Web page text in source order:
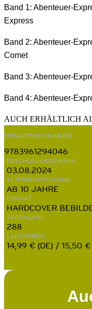
Band 1: Abenteuer-
Express
Band 2: Abenteuer-
Comet
Band 3: Abenteuer-
Band 4: Abenteuer-
AUCH ERHÄLTLICH
ISBN/ARTIKELNUMMER
9783961294046
ERSCHEINUNGSDATUM
03.08.2024
ALTERSEMPFEHLUNG
AB 10 JAHRE
FORMAT
HARDCOVER
SEITENZAHL
288
LADENPREIS
14,99 € (DE) / 15,50 €